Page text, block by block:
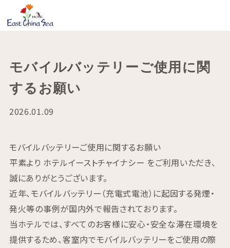
モバイルバッテリーご使用に関
するお願い
2026.01.09
モバイルバッテリーご使用に関するお願い
平素より ホテルイーストチャイナシー をご利用いただき、
誠にありがとうございます。
近年、モバイルバッテリー（充電式電池）に起因する発煙・
発火等の事例が国内外で報告されております。
当ホテルでは、すべてのお客様に安心・安全な滞在環境を
提供するため、客室内でモバイルバッテリーをご使用の際